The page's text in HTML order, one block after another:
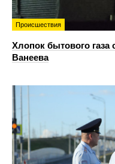
Происшествия
Хлопок бытового газа
Ванеева